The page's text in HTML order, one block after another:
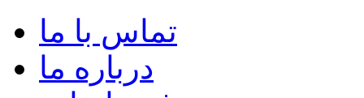
تماس با ما
درباره ما